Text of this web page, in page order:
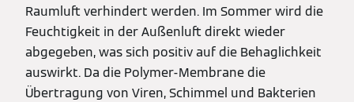
Raumluft verhindert werden. Im Sommer wird die
Feuchtigkeit in der Außenluft direkt wieder
abgegeben, was sich positiv auf die Behaglichkeit
auswirkt. Da die Polymer-Membrane die
Übertragung von Viren, Schimmel und Bakterien